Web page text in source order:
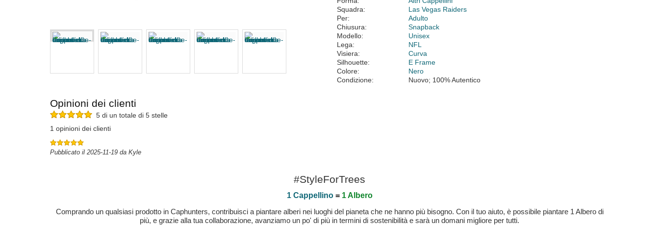
Squadra:
Las Vegas Raiders
Per:
Adulto
Chiusura:
Snapback
Modello:
Unisex
Lega:
NFL
Visiera:
Curva
Silhouette:
E Frame
Colore:
Nero
Condizione:
Nuovo; 100% Autentico
Opinioni dei clienti
5 di un totale di 5 stelle
1 opinioni dei clienti
Pubblicato il 2025-11-19 da Kyle
#StyleForTrees
1 Cappellino= 1 Albero
Comprando un qualsiasi prodotto in Caphunters, contribuisci a piantare alberi nei luoghi del pianeta che ne hanno più bisogno. Con il tuo aiuto, è possibile piantare 1 Albero di
più, e grazie alla tua collaborazione, avanziamo un po' di più in termini di sostenibilità e sarà un domani migliore per tutti.